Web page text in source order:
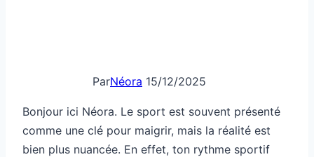
ParNéora 15/12/2025
Bonjour ici Néora. Le sport est souvent présenté
comme une clé pour maigrir, mais la réalité est
bien plus nuancée. En effet, ton rythme sportif